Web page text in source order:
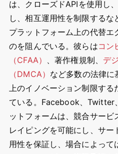
は、クローズドAPIを使用し
し、相互運用性を制限する
プラットフォーム上の代替エ
のを阻んでいる。彼らはコン
（CFAA） 、著作権規制、 デ
（DMCA） など多数の法律に
上のイノベーション制限する
ている。Facebook、Twitter
ットフォームは、競合サービ
レイピングを可能にし、サ
用性を保証し、場合によって